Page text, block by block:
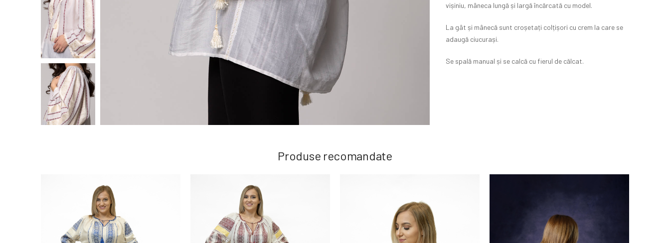
vișiniu, mâneca lungă și largă încărcată cu model.
La gât și mânecă sunt croșetați colțișori cu crem la care se
adaugă ciucurași.
Se spală manual și se calcă cu fierul de călcat.
Produse recomandate